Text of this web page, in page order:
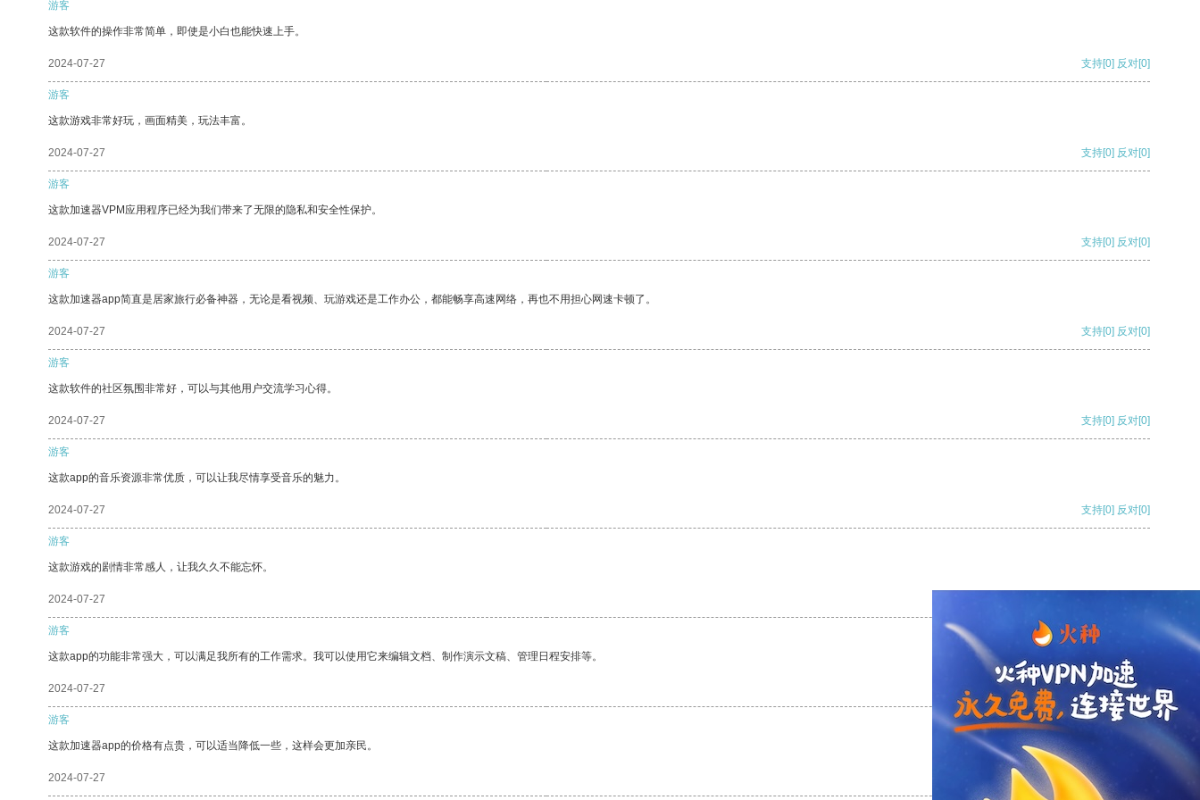
游客
这款软件的操作非常简单，即使是小白也能快速上手。
2024-07-27 支持[0] 反对[0]
游客
这款游戏非常好玩，画面精美，玩法丰富。
2024-07-27 支持[0] 反对[0]
游客
这款加速器VPM应用程序已经为我们带来了无限的隐私和安全性保护。
2024-07-27 支持[0] 反对[0]
游客
这款加速器app简直是居家旅行必备神器，无论是看视频、玩游戏还是工作办公，都能畅享高速网络，再也不用担心网速卡顿了。
2024-07-27 支持[0] 反对[0]
游客
这款软件的社区氛围非常好，可以与其他用户交流学习心得。
2024-07-27 支持[0] 反对[0]
游客
这款app的音乐资源非常优质，可以让我尽情享受音乐的魅力。
2024-07-27 支持[0] 反对[0]
游客
这款游戏的剧情非常感人，让我久久不能忘怀。
2024-07-27
游客
这款app的功能非常强大，可以满足我所有的工作需求。我可以使用它来编辑文档、制作演示文稿、管理日程安排等。
2024-07-27 支持 [0] 反对 [0]
游客
这款加速器app的价格有点贵，可以适当降低一些，这样会更加亲民。
2024-07-27 支持